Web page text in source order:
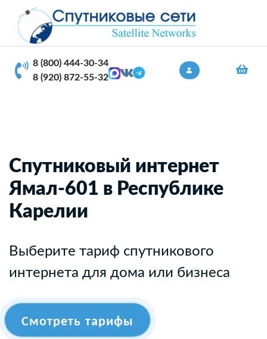
8 (800) 444-30-34
8 (920) 872-55-32
Спутниковый интернет
Ямал-601 в Республике
Карелии
Выберите тариф спутникового
интернета для дома или бизнеса
Смотреть тарифы